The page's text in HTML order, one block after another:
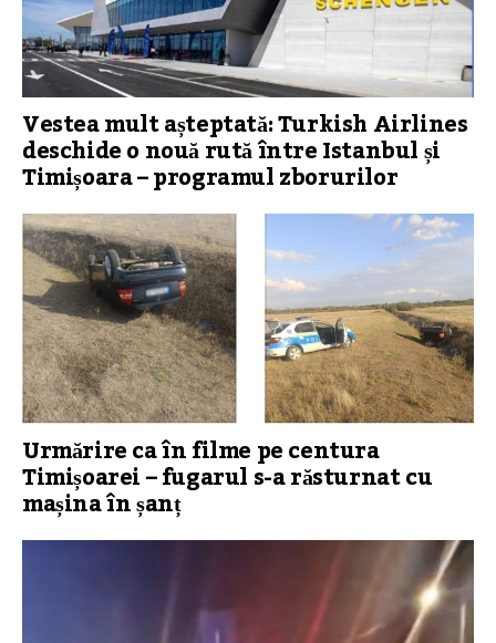
Vestea mult așteptată: Turkish Airlines
deschide o nouă rută între Istanbul și
Timișoara – programul zborurilor
Urmărire ca în filme pe centura
Timișoarei – fugarul s-a răsturnat cu
mașina în șanț